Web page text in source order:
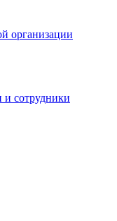
организации
и сотрудники